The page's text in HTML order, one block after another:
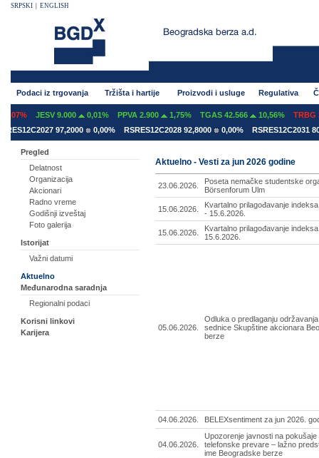
SRPSKI ENGLISH
Podaci iz trgovanja Tržišta i hartije Proizvodi i usluge Regulativa
JESV 9.000 0,01% PPVA 2.900 1,75% TGAS 42.566 10,56%
TRBG
97,2000
0,00% RSRES12C2028 92,8000 0,00% RSRES12C2031
Pregled
Delatnost
Organizacija
Akcionari
Radno vreme
Godišnji izveštaj
Foto galerija
Istorijat
Važni datumi
Aktuelno
Međunarodna saradnja
Regionalni podaci
Korisni linkovi
Karijera
Aktuelno - Vesti za jun 2026 godine
23.06.2026.
Poseta nemačke studentske
Börsenforum Ulm
15.06.2026.
Kvartalno prilagođavanje
- 15.6.2026.
15.06.2026.
Kvartalno prilagođavanje
15.6.2026.
05.06.2026.
Odluka o predlaganju
sednice Skupštine akcionara
berze
04.06.2026. BELEXsentiment za jun 2026.
04.06.2026.
Upozorenje javnosti na pokušaje
telefonske prevare – lažno
ime Beogradske berze